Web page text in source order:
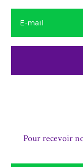
Pour recevoir